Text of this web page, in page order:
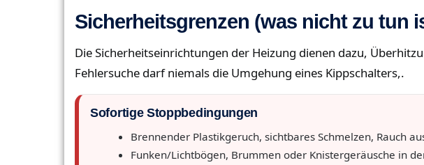
Sicherheitsgrenzen (was nicht zu tun
Die Sicherheitseinrichtungen der Heizung dienen dazu,
Fehlersuche darf niemals die Umgehung eines Kippschalters,.
Sofortige Stoppbedingungen
Brennender Plastikgeruch, sichtbares Schmelzen, Rauch
Funken/Lichtbögen, Brummen oder Knistergeräusche in